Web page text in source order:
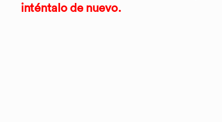
inténtalo de nuevo.